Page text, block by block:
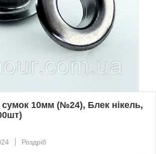
10мм (№24), Блек нікель,
Роздріб